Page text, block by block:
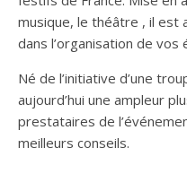
musique, le théâtre , il est
dans l’organisation de
Né de l’initiative d’une
aujourd’hui une ampleur
prestataires de
meilleurs conseils.